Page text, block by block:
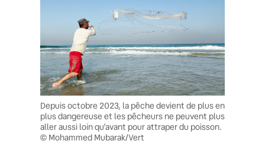
Depuis octobre 2023, la pêche devient de plus en
plus dangereuse et les pêcheurs ne peuvent plus
aller aussi loin qu’avant pour attraper du poisson.
© Mohammed Mubarak/Vert